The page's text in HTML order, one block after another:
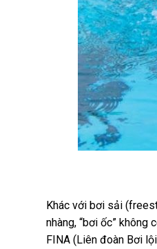
Khác với bơi sải
nhàng, “bơi ốc”
FINA (Liên đoàn Bơi